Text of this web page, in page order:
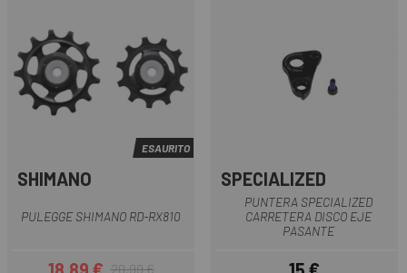
ESAURITO
SHIMANO
PULEGGE SHIMANO RD-RX810
20,99 €
SPECIALIZED
PUNTERA SPECIALIZED
CARRETERA DISCO EJE
PASANTE